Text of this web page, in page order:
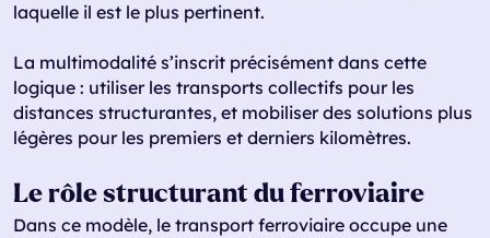
laquelle il est le plus pertinent.
La multimodalité s’inscrit précisément dans cette
logique : utiliser les transports collectifs pour les
distances structurantes, et mobiliser des solutions plus
légères pour les premiers et derniers kilomètres.
Le rôle structurant du ferroviaire
Dans ce modèle, le transport ferroviaire occupe une